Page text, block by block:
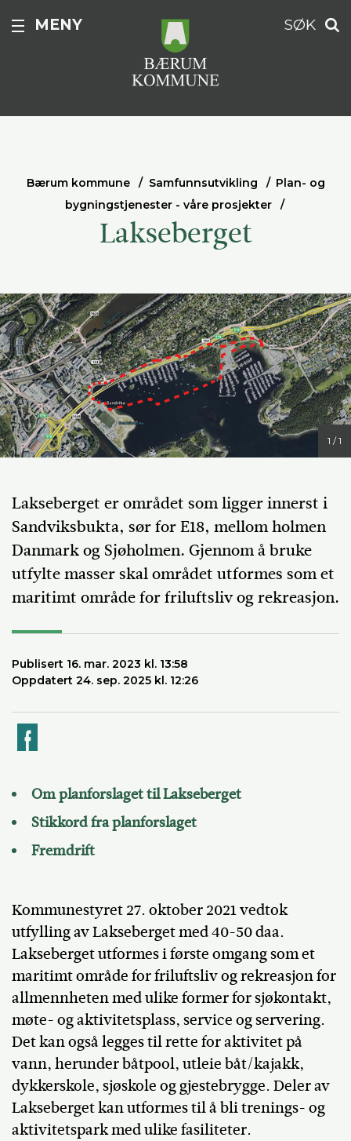
MENY SØK
Bærum kommune Samfunnsutvikling
Plan- og
bygningstjenester - våre prosjekter
Lakseberget
1 / 1
Lakseberget er området som ligger innerst i
Sandviksbukta, sør for E18, mellom holmen
Danmark og Sjøholmen. Gjennom å bruke
utfylte masser skal området utformes som et
maritimt område for friluftsliv og rekreasjon.
Publisert 16. mar. 2023 kl. 13:58
Oppdatert 24. sep. 2025 kl. 12:26
Om planforslaget til Lakseberget
Stikkord fra planforslaget
Fremdrift
Kommunestyret 27. oktober 2021 vedtok
utfylling av Lakseberget med 40-50 daa.
Lakseberget utformes i første omgang som et
maritimt område for friluftsliv og rekreasjon for
allmennheten med ulike former for sjøkontakt,
møte- og aktivitetsplass, service og servering.
Det kan også legges til rette for aktivitet på
vann, herunder båtpool, utleie båt/kajakk,
dykkerskole, sjøskole og gjestebrygge. Deler av
Lakseberget kan utformes til å bli trenings- og
aktivitetspark med ulike fasiliteter.